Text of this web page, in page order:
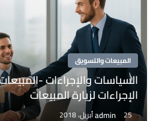
المبيعات والتسويق
السياسات والإجراءات -
الإجراءات لزيارة المبيعات
admin 25 أبريل، 2018